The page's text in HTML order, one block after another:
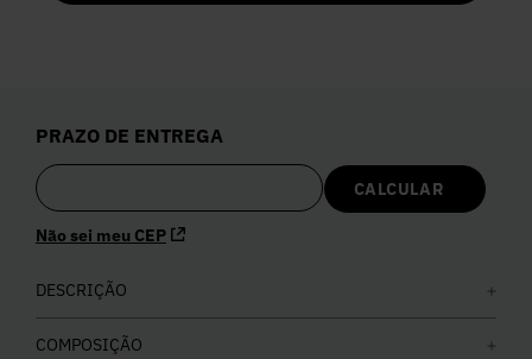
PRAZO DE ENTREGA
Não sei meu CEP
DESCRIÇÃO
COMPOSIÇÃO